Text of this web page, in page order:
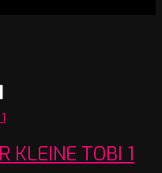
KLEINE TOBI 1